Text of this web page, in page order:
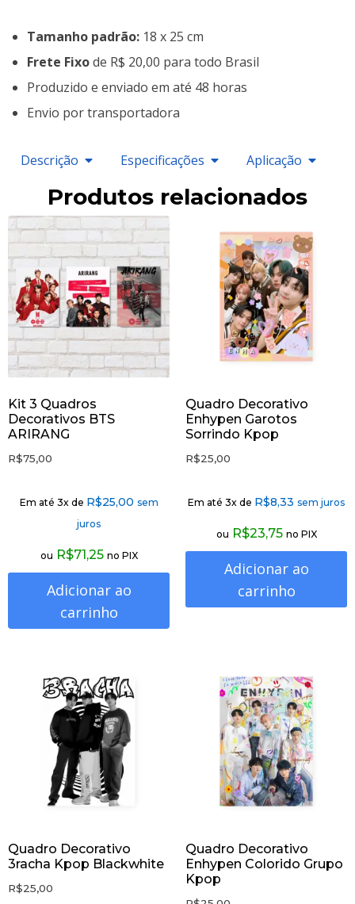
Tamanho padrão: 18 x 25 cm
Frete Fixode R$ 20,00 para todo Brasil
Produzido e enviado em até 48 horas
Envio por transportadora
Descrição Especificações Aplicação
Produtos relacionados
Kit 3 Quadros
Decorativos BTS
ARIRANG
R$75,00
Em até 3x de R$25,00 sem
juros
ou R$71,25 no PIX
Adicionar ao
carrinho
Quadro Decorativo
Enhypen Garotos
Sorrindo Kpop
R$25,00
Em até 3x de R$8,33 sem juros
ou R$23,75 no PIX
Adicionar ao
carrinho
Quadro Decorativo
3racha Kpop Blackwhite
R$25,00
Quadro Decorativo
Enhypen Colorido Grupo
Kpop